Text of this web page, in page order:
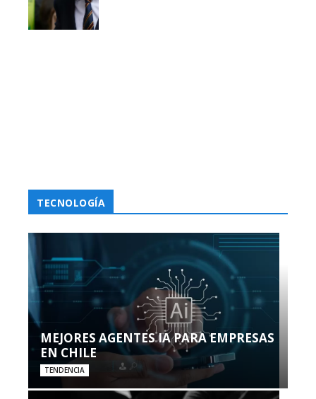
TECNOLOGÍA
MEJORES AGENTES IA PARA EMPRESAS
EN CHILE
TENDENCIA